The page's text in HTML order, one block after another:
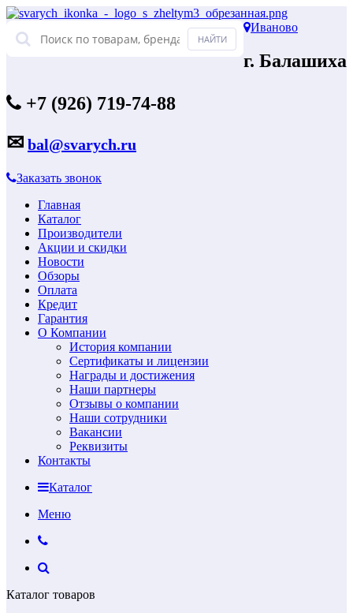
Иваново
г. Балашиха
+7 (926) 719-74-88
✉ bal@svarych.ru
Заказать звонок
Главная
Каталог
Производители
Акции и скидки
Новости
Обзоры
Оплата
Кредит
Гарантия
О Компании
История компании
Сертификаты и лицензии
Награды и достижения
Наши партнеры
Отзывы о компании
Наши сотрудники
Вакансии
Реквизиты
Контакты
Каталог
Меню
Каталог товаров